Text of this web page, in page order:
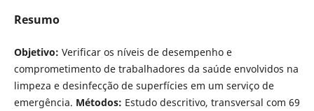
Resumo
Objetivo: Verificar os níveis de desempenho e
comprometimento de trabalhadores da saúde envolvidos na
limpeza e desinfecção de superfícies em um serviço de
emergência. Métodos: Estudo descritivo, transversal com 69